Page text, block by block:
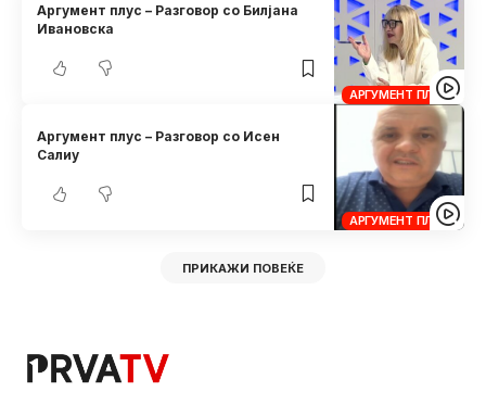
АРГУМЕНТ ПЛУС
Аргумент плус – Разговор со Билјана
Ивановска
АРГУМЕНТ ПЛУС
Аргумент плус – Разговор со Исен
Салиу
ПРИКАЖИ ПОВЕЌЕ